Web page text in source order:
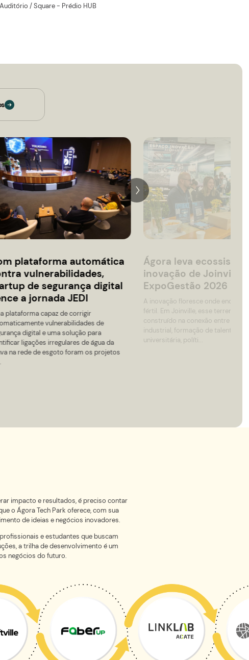
Edição
2026-08-11 13:00
Shift Festival
Auditório / Square - Prédio HUB
em
Com plataforma
contra vulnerabilidades,
startup de segurança